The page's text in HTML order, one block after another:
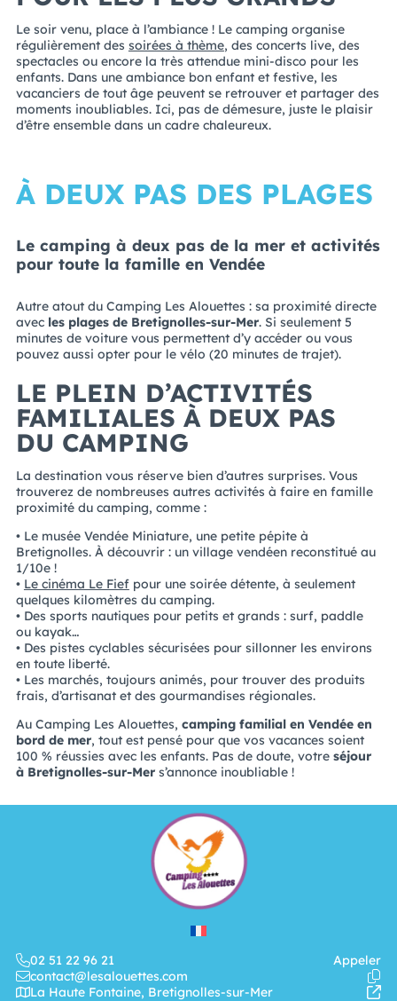
Le soir venu, place à l’ambiance ! Le camping organise
régulièrement des soirées à thème, des concerts live, des
spectacles ou encore la très attendue mini-disco pour les
enfants. Dans une ambiance bon enfant et festive, les
vacanciers de tout âge peuvent se retrouver et partager des
moments inoubliables. Ici, pas de démesure, juste le plaisir
d’être ensemble dans un cadre chaleureux.
À DEUX PAS DES PLAGES
Le camping à deux pas de la mer et activités
pour toute la famille en Vendée
Autre atout du Camping Les Alouettes : sa proximité directe
avec les plages de Bretignolles-sur-Mer. Si seulement 5
minutes de voiture vous permettent d’y accéder ou vous
pouvez aussi opter pour le vélo (20 minutes de trajet).
LE PLEIN D’ACTIVITÉS
FAMILIALES À DEUX PAS
DU CAMPING
La destination vous réserve bien d’autres surprises. Vous
trouverez de nombreuses autres activités à faire en famille
proximité du camping, comme :
• Le musée Vendée Miniature, une petite pépite à
Bretignolles. À découvrir : un village vendéen reconstitué au
1/10e !
• Le cinéma Le Fiefpour une soirée détente, à seulement
quelques kilomètres du camping.
• Des sports nautiques pour petits et grands : surf, paddle
ou kayak…
• Des pistes cyclables sécurisées pour sillonner les environs
en toute liberté.
• Les marchés, toujours animés, pour trouver des produits
frais, d’artisanat et des gourmandises régionales.
Au Camping Les Alouettes, camping familial en Vendée en
bord de mer, tout est pensé pour que vos vacances soient
100 % réussies avec les enfants. Pas de doute, votre séjour
à Bretignolles-sur-Mers’annonce inoubliable !
02 51 22 96 21
Appeler
contact@lesalouettes.com
La Haute Fontaine, Bretignolles-sur-Mer